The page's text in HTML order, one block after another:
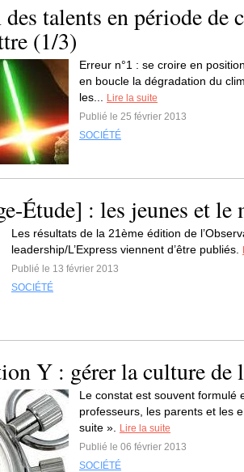
talents en période de
(1/3)
Erreur n°1 : se croire en
en boucle la dégradation du
les...
Lire la suite
Publié le 25 février 2013
SOCIÉTÉ
Étude] : les jeunes et le
Les résultats de la 21ème édition de
leadership/L’Express viennent d’être publiés.
Publié le 13 février 2013
SOCIÉTÉ
Y : gérer la culture de
Le constat est souvent formulé
professeurs, les parents et les
suite ».
Lire la suite
Publié le 06 février 2013
SOCIÉTÉ